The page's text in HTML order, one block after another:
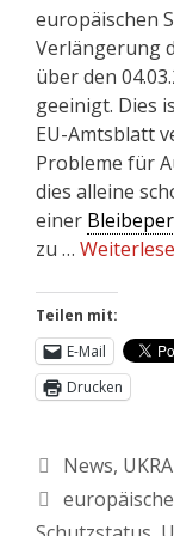
europäischen
Verlängerung
über den
geeinigt. Dies
EU-Amtsblatt
Probleme für
dies alleine
einer
zu …
Teilen mit:
E-Mail
Drucken
News,